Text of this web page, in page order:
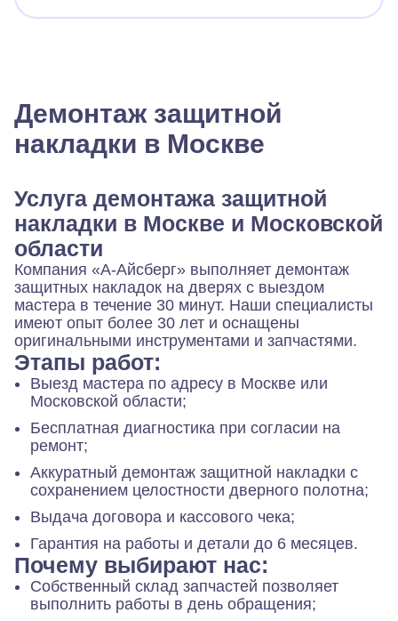
Демонтаж защитной
накладки в Москве
Услуга демонтажа защитной
накладки в Москве и Московской
области
Компания «А-Айсберг» выполняет демонтаж
защитных накладок на дверях с выездом
мастера в течение 30 минут. Наши специалисты
имеют опыт более 30 лет и оснащены
оригинальными инструментами и запчастями.
Этапы работ:
Выезд мастера по адресу в Москве или
Московской области;
Бесплатная диагностика при согласии на
ремонт;
Аккуратный демонтаж защитной накладки с
сохранением целостности дверного полотна;
Выдача договора и кассового чека;
Гарантия на работы и детали до 6 месяцев.
Почему выбирают нас:
Собственный склад запчастей позволяет
выполнить работы в день обращения;